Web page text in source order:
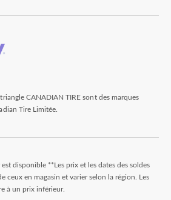
CANADIAN TIRE sont des marques
Tire Limitée.
disponible **Les prix et les dates des soldes
ceux en magasin et varier selon la région. Les
à un prix inférieur.